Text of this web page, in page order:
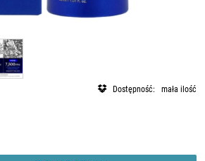
Dostępność: mała ilość